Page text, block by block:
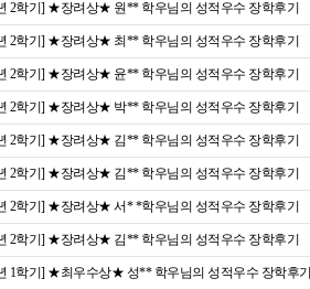
2학기] ★장려상★ 원** 학우님의 성적우수 장학후기
2학기] ★장려상★ 최** 학우님의 성적우수 장학후기
2학기] ★장려상★ 윤** 학우님의 성적우수 장학후기
2학기] ★장려상★ 박** 학우님의 성적우수 장학후기
2학기] ★장려상★ 김** 학우님의 성적우수 장학후기
2학기] ★장려상★ 김** 학우님의 성적우수 장학후기
2학기] ★장려상★ 서* *학우님의 성적우수 장학후기
2학기] ★장려상★ 김** 학우님의 성적우수 장학후기
1학기] ★최우수상★ 성** 학우님의 성적우수 장학후기